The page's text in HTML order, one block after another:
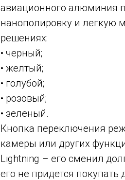
авиационного алюминия
нанополировку и легкую
решениях:
• черный;
• желтый;
• голубой;
• розовый;
• зеленый.
Кнопка переключения
камеры или других
Lightning – его сменил
его не придется покупать